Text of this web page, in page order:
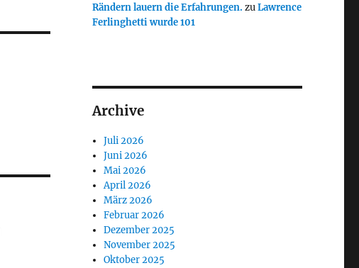
Rändern lauern die Erfahrungen. zuLawrence
Ferlinghetti wurde 101
Archive
Juli 2026
Juni 2026
Mai 2026
April 2026
März 2026
Februar 2026
Dezember 2025
November 2025
Oktober 2025